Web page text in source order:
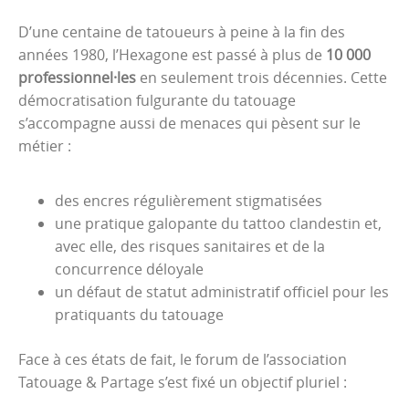
D’une centaine de tatoueurs à peine à la fin des
années 1980, l’Hexagone est passé à plus de 10 000
professionnel·les en seulement trois décennies. Cette
démocratisation fulgurante du tatouage
s’accompagne aussi de menaces qui pèsent sur le
métier :
des encres régulièrement stigmatisées
une pratique galopante du tattoo clandestin et,
avec elle, des risques sanitaires et de la
concurrence déloyale
un défaut de statut administratif officiel pour les
pratiquants du tatouage
Face à ces états de fait, le forum de l’association
Tatouage & Partage s’est fixé un objectif pluriel :